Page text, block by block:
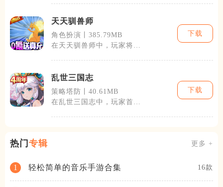
天天驯兽师
角色扮演丨385.79MB
在天天驯兽师中，玩家将踏
下载
乱世三国志
策略塔防丨40.61MB
在乱世三国志中，玩家首先
下载
热门 专辑 更多 +
1 轻松简单的音乐手游合集 16款